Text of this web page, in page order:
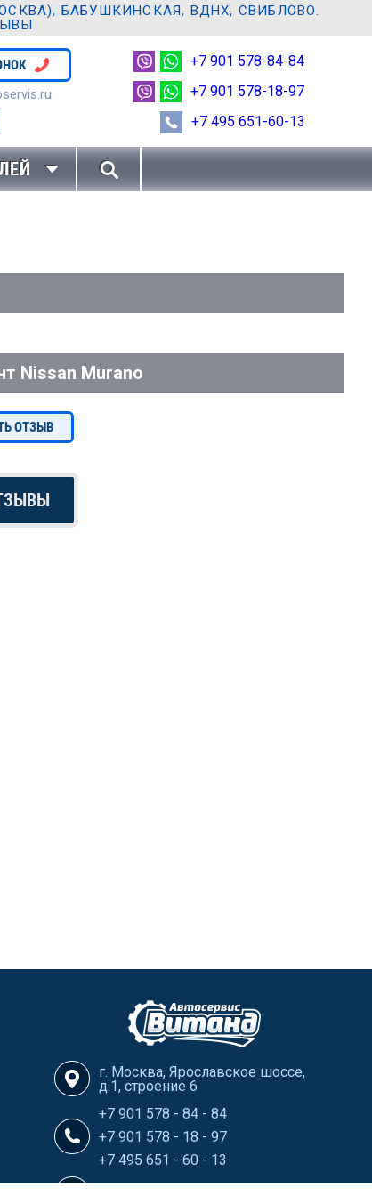
БАБУШКИНСКАЯ, ВДНХ, СВИБЛОВО.
+7 901 578-84-84
+7 901 578-18-97
+7 495 651-60-13
Nissan Murano
ОТЗЫВ
г. Москва, Ярославское шоссе,
д.1, строение 6
+7 901 578 - 84 - 84
+7 901 578 - 18 - 97
+7 495 651 - 60 - 13